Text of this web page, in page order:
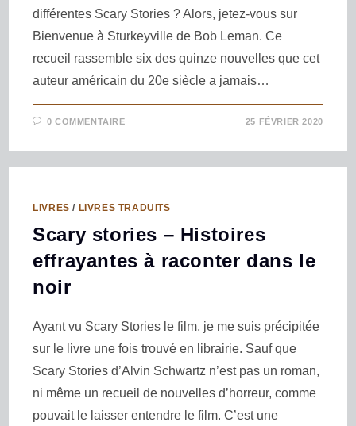
différentes Scary Stories ? Alors, jetez-vous sur
Bienvenue à Sturkeyville de Bob Leman. Ce
recueil rassemble six des quinze nouvelles que cet
auteur américain du 20e siècle a jamais…
0 COMMENTAIRE 25 FÉVRIER 2020
LIVRES / LIVRES TRADUITS
Scary stories – Histoires
effrayantes à raconter dans le
noir
Ayant vu Scary Stories le film, je me suis précipitée
sur le livre une fois trouvé en librairie. Sauf que
Scary Stories d’Alvin Schwartz n’est pas un roman,
ni même un recueil de nouvelles d’horreur, comme
pouvait le laisser entendre le film. C’est une